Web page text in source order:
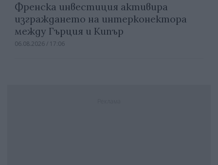
Френска инвестиция активира
изграждането на интерконектора
между Гърция и Кипър
06.08.2026 / 17:06